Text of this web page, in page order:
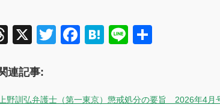
Threads
X TwitterFacebook
Hatena
Line
連記事:
上野訓弘弁護士（第一東京）懲戒処分の要旨 2026年4月